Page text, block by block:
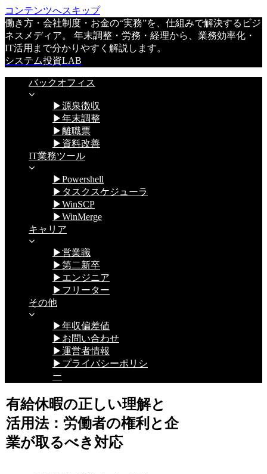
コンテンツへスキップ
働き方・会社制度・お金の“実務”を、仕組みで解決するビジ
ネスメディア。 年末調整・労務・経理から、業務効率化・
IT活用まで分かりやすく解説します。
システム投資LAB
バックオフィス
▶源泉徴収
▶年末調整
▶離職票
▶資料改善
IT業務ツール
▶Powershell
▶タスクスケジューラ
▶WinSCP
▶WinMerge
キャリア
▶営業職
▶第二新卒
▶エンジニア
▶フリーター
その他
▶年収偏差値
▶お問い合わせ
▶運営者情報
▶プライバシーポリシ
ー
有給休暇の正しい理解と
活用法：労働者の権利と企
業が取るべき対応